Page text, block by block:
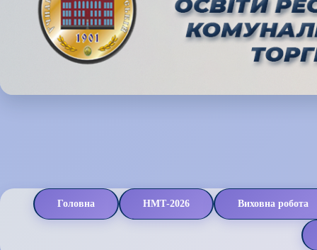
Головна НМТ-2026 Виховна робота